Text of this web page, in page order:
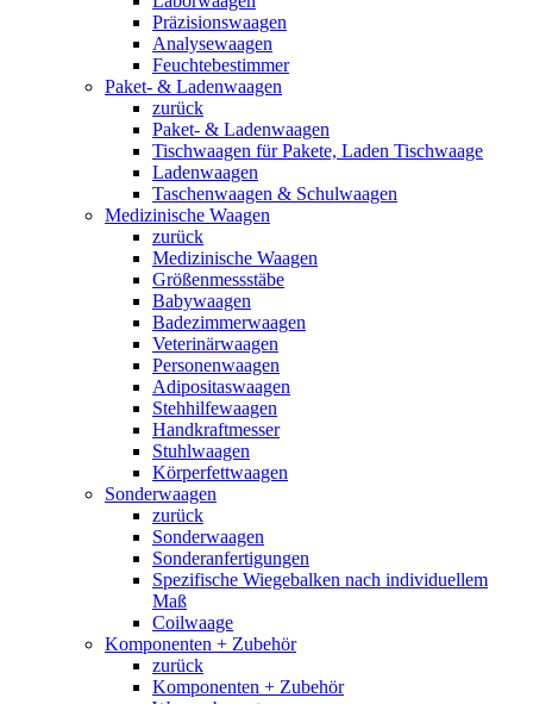
Präzisionswaagen
Analysewaagen
Feuchtebestimmer
Paket- & Ladenwaagen
zurück
Paket- & Ladenwaagen
Tischwaagen für Pakete, Laden Tischwaage
Ladenwaagen
Taschenwaagen & Schulwaagen
Medizinische Waagen
zurück
Medizinische Waagen
Größenmessstäbe
Babywaagen
Badezimmerwaagen
Veterinärwaagen
Personenwaagen
Adipositaswaagen
Stehhilfewaagen
Handkraftmesser
Stuhlwaagen
Körperfettwaagen
Sonderwaagen
zurück
Sonderwaagen
Sonderanfertigungen
Spezifische Wiegebalken nach individuellem
Maß
Coilwaage
Komponenten + Zubehör
zurück
Komponenten + Zubehör